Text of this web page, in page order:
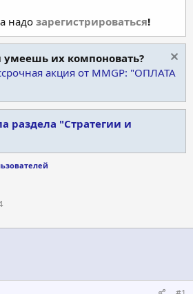
надо зарегистрироваться!
их компоновать?
акция от MMGP: "ОПЛАТА
раздела "Стратегии и